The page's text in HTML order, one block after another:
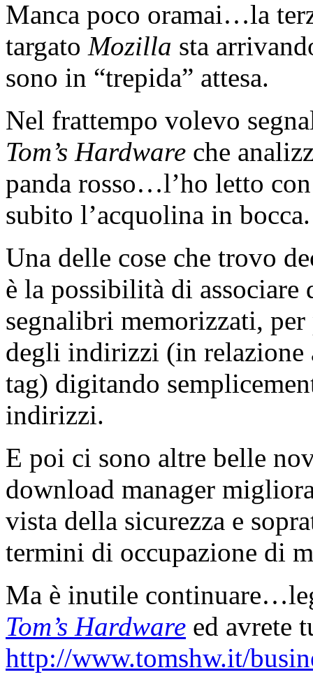
Manca poco oramai…la
targato Mozilla sta
sono in “trepida” attesa.
Nel frattempo volevo
Tom’s Hardware che
panda rosso…l’ho letto
subito l’acquolina in bocca.
Una delle cose che trovo
è la possibilità di associare
segnalibri memorizzati,
degli indirizzi (in relazione
tag) digitando
indirizzi.
E poi ci sono altre belle
download manager
vista della sicurezza e
termini di occupazione di
Ma è inutile
Tom’s Hardware ed avrete
http://www.tomshw.it/